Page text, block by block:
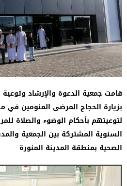
قامت جمعية الدعوة والإرشاد وتوعية
بزيارة الحجاج المرضى المنومين
لتوعيتهم بأحكام الوضوء والصلاة
السنوية المشتركة بين الجمعية
الصحية بمنطقة المدينة المنورة